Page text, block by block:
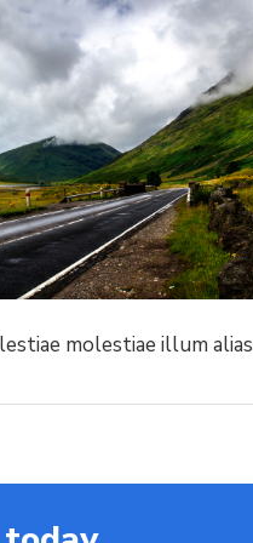
molestiae illum alias